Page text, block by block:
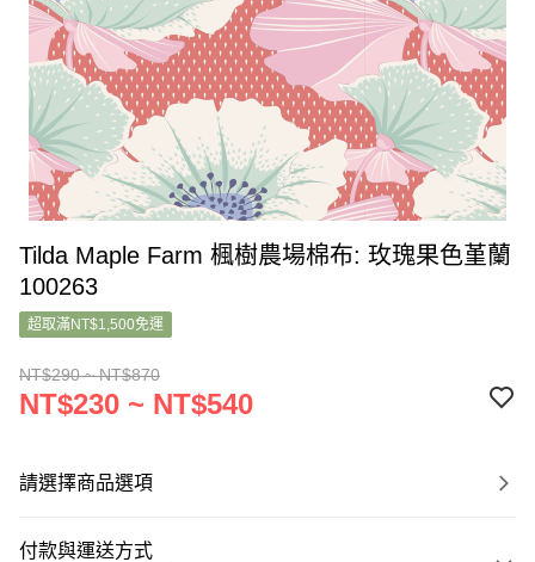
Tilda Maple Farm 楓樹農場棉布: 玫瑰果色堇蘭
100263
超取滿NT$1,500免運
NT$290 ~ NT$870
NT$230 ~ NT$540
請選擇商品選項
付款與運送方式